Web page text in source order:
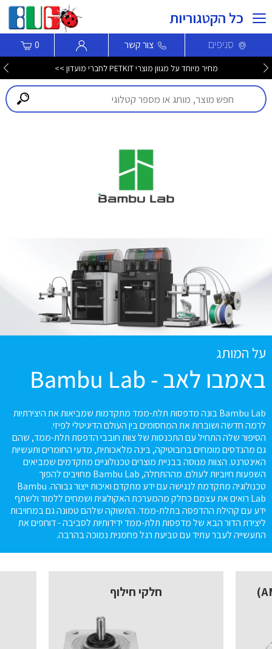
כל הקטגוריות
סניפים צור קשר 0
מחיר מיוחד על מגוון מוצרי PETKIT לחברי מועדון >>
על המותג
באמבו לאב - Bambu Lab
Bambu Lab בונה מדפסות תלת-ממד מתקדמות שמביאות את היצירתיות
לרמה חדשה ושוברות את המחסומים בין העולם הדיגיטלי לפיזי.
הסיפור שלה התחיל עם התכנסות של צוות חובבי הדפסת תלת-ממד, שהם
גם מהנדסים מומחים ברובוטיקה, בינה מלאכותית, מדעי החומרים ותעשיות
האינטרנט. הצוות מנוסה בבניית מוצרים טכנולוגיים מתקדמים שמביאים
השפעות חיוביות לעולם. מההתחלה, Bambu Lab מחויבים להפוך
טכנולוגיה מתקדמת לנגישה עם ידע מתקדם ואיכות ייצור גבוהה. Bambu
Lab רואים את עצמם כחלק מהמערכת האקולוגית ושמחים ללמוד ולשתף
ידע עם קהילת ההדפסה בתלת-ממד. התשוקה שלהם טמונה גם במחויבות
ליצירת הדור הבא של מדפסות תלת-ממד ידידותיות לסביבה - דוחפים את
התעשייה לעבר עתיד עם טביעת רגל פחמנית נמוכה בהרבה.
חלקי חילוף